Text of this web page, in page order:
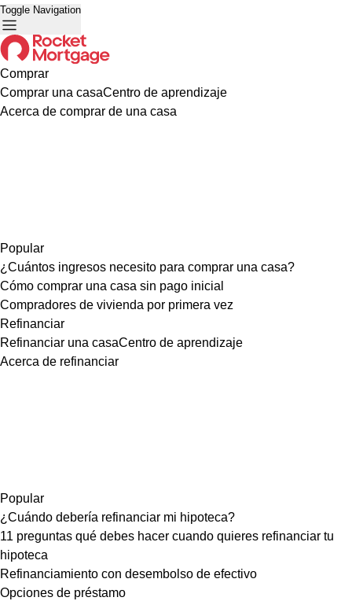
Toggle Navigation
Comprar
Comprar una casaCentro de aprendizaje
Acerca de comprar de una casa
Popular
¿Cuántos ingresos necesito para comprar una casa?
Cómo comprar una casa sin pago inicial
Compradores de vivienda por primera vez
Refinanciar
Refinanciar una casaCentro de aprendizaje
Acerca de refinanciar
Popular
¿Cuándo debería refinanciar mi hipoteca?
11 preguntas qué debes hacer cuando quieres refinanciar tu
hipoteca
Refinanciamiento con desembolso de efectivo
Opciones de préstamo